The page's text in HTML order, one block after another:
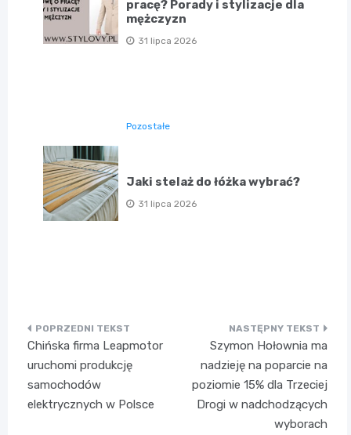
pracę? Porady i stylizacje dla
mężczyzn
31 lipca 2026
Pozostałe
Jaki stelaż do łóżka wybrać?
31 lipca 2026
Nawigacja
wpisu
Chińska firma Leapmotor
uruchomi produkcję
samochodów
elektrycznych w Polsce
Szymon Hołownia ma
nadzieję na poparcie na
poziomie 15% dla Trzeciej
Drogi w nadchodzących
wyborach